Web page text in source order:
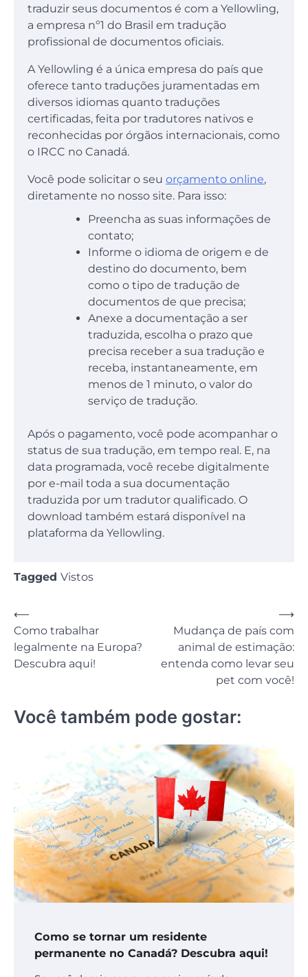
traduzir seus documentos é com a Yellowling,
a empresa nº1 do Brasil em tradução
profissional de documentos oficiais.
A Yellowling é a única empresa do país que
oferece tanto traduções juramentadas em
diversos idiomas quanto traduções
certificadas, feita por tradutores nativos e
reconhecidas por órgãos internacionais, como
o IRCC no Canadá.
Você pode solicitar o seu orçamento online,
diretamente no nosso site. Para isso:
Preencha as suas informações de
contato;
Informe o idioma de origem e de
destino do documento, bem
como o tipo de tradução de
documentos de que precisa;
Anexe a documentação a ser
traduzida, escolha o prazo que
precisa receber a sua tradução e
receba, instantaneamente, em
menos de 1 minuto, o valor do
serviço de tradução.
Após o pagamento, você pode acompanhar o
status de sua tradução, em tempo real. E, na
data programada, você recebe digitalmente
por e-mail toda a sua documentação
traduzida por um tradutor qualificado. O
download também estará disponível na
plataforma da Yellowling.
Tagged Vistos
Navegação
de
Post
⟵
Como trabalhar
legalmente na Europa?
Descubra aqui!
Mudança de país com
animal de estimação:
entenda como levar seu
pet com você!
⟶
Você também pode gostar:
Como se tornar um residente
permanente no Canadá? Descubra aqui!